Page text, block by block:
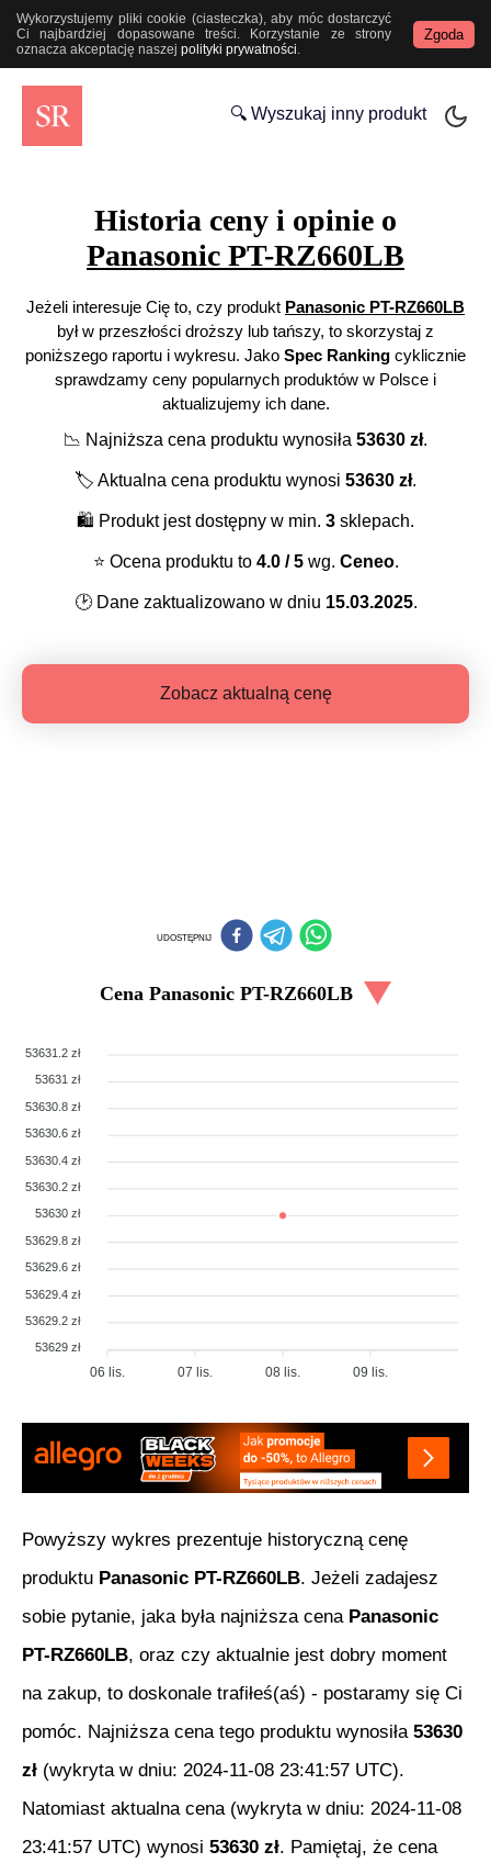
Wykorzystujemy pliki cookie (ciasteczka), aby móc dostarczyć
Ci najbardziej dopasowane treści. Korzystanie ze strony
oznacza akceptację naszej polityki prywatności.
Zgoda
🔍 Wyszukaj inny produkt
Historia ceny i opinie o
Panasonic PT-RZ660LB
Jeżeli interesuje Cię to, czy produkt Panasonic PT-RZ660LB
był w przeszłości droższy lub tańszy, to skorzystaj z
poniższego raportu i wykresu. Jako Spec Ranking cyklicznie
sprawdzamy ceny popularnych produktów w Polsce i
aktualizujemy ich dane.
📉 Najniższa cena produktu wynosiła 53630 zł.
🏷️ Aktualna cena produktu wynosi 53630 zł.
🛍️ Produkt jest dostępny w min. 3 sklepach.
⭐️ Ocena produktu to 4.0/ 5wg. Ceneo.
🕑Dane zaktualizowano w dniu 15.03.2025.
Zobacz aktualną cenę
UDOSTĘPNIJ
Cena Panasonic PT-RZ660LB
53631.2 zł
53631 zł
53630.8 zł
53630.6 zł
53630.4 zł
53630.2 zł
53630 zł
53629.8 zł
53629.6 zł
53629.4 zł
53629.2 zł
53629 zł
06 lis. 07 lis. 08 lis. 09 lis.
Powyższy wykres prezentuje historyczną cenę
produktu Panasonic PT-RZ660LB. Jeżeli zadajesz
sobie pytanie, jaka była najniższa cena Panasonic
PT-RZ660LB, oraz czy aktualnie jest dobry moment
na zakup, to doskonale trafiłeś(aś) - postaramy się Ci
pomóc. Najniższa cena tego produktu wynosiła 53630
zł (wykryta w dniu: 2024-11-08 23:41:57 UTC).
Natomiast aktualna cena (wykryta w dniu: 2024-11-08
23:41:57 UTC) wynosi 53630 zł. Pamiętaj, że cena